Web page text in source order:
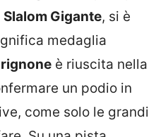
Slalom Gigante, si è
medaglia
è riuscita nella
un podio in
come solo le grandi